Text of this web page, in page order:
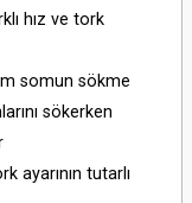
hız ve tork
somun sökme
sökerken
ayarının tutarlı